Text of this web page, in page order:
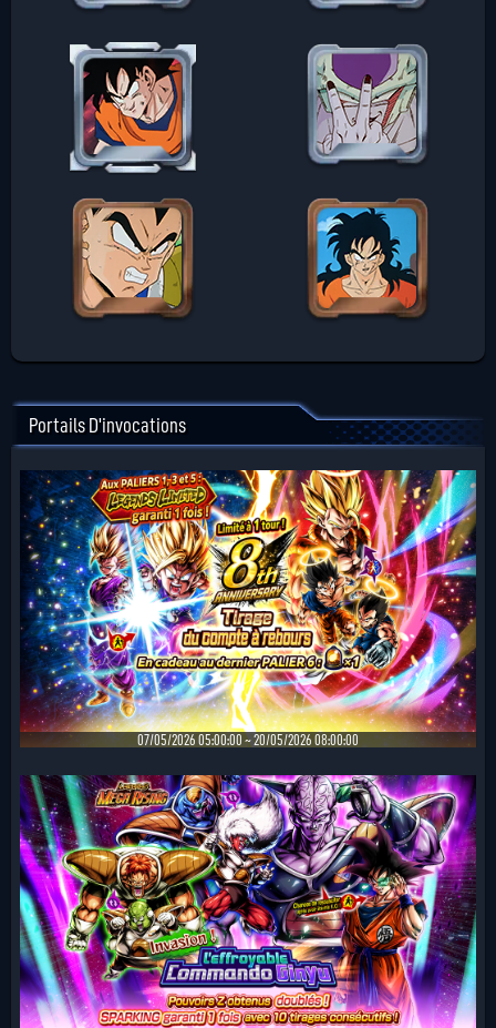
Portails D'invocations
07/05/2026 05:00:00 ~ 20/05/2026 08:00:00